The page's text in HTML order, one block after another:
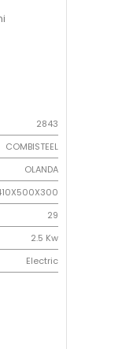
2843
COMBISTEEL
OLANDA
29
2.5 Kw
Electric